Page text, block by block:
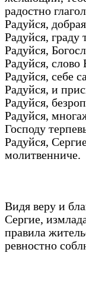
радостно
Радуйся,
Радуйся, граду
Радуйся,
Радуйся,
Радуйся, себе
Радуйся, и
Радуйся,
Радуйся,
Господу
Радуйся,
молитвенниче.
Видя веру и
Сергие,
правила
ревностно